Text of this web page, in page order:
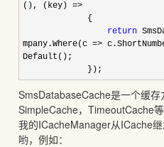
(), (key)=>
{
return
mpany.Where(c=>
Default();
});
SmsDatabaseCache是一个缓存
SimpleCache，TimeoutCache
我的ICacheManager从ICache
哟，例如：